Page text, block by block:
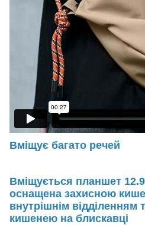
Вміщує багато речей
Вміщується планшет 12.9
оснащена захисною
внутрішнім відділенням
кишенею на блискавці